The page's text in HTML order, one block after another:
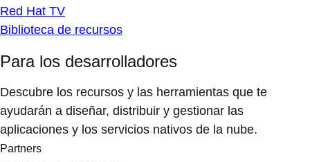
Red Hat TV
Biblioteca de recursos
Para los desarrolladores
Descubre los recursos y las herramientas que te
ayudarán a diseñar, distribuir y gestionar las
aplicaciones y los servicios nativos de la nube.
Partners